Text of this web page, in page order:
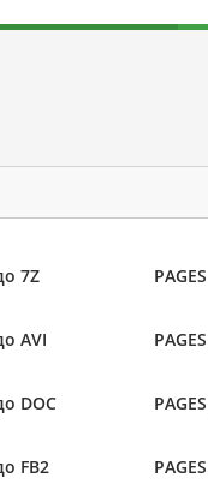
7Z
AVI
DOC
FB2